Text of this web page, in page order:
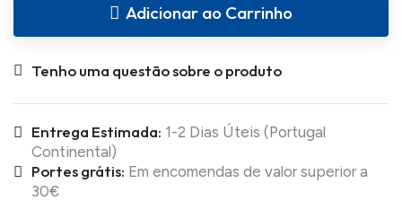
Adicionar ao Carrinho
Tenho uma questão sobre o produto
Entrega Estimada: 1-2 Dias Úteis (Portugal
Continental)
Portes grátis: Em encomendas de valor superior a
30€